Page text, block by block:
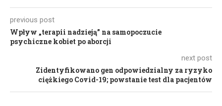
previous post
Wpływ „terapii nadzieją” na samopoczucie
psychiczne kobiet po aborcji
next post
Zidentyfikowano gen odpowiedzialny za ryzyko
ciężkiego Covid-19; powstanie test dla pacjentów